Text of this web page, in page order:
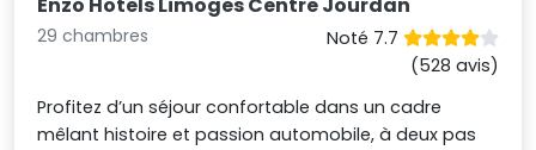
Enzo Hotels Limoges Centre Jourdan
29 chambres
Noté 7.7
(528 avis)
Profitez d’un séjour confortable dans un cadre
mêlant histoire et passion automobile, à deux pas